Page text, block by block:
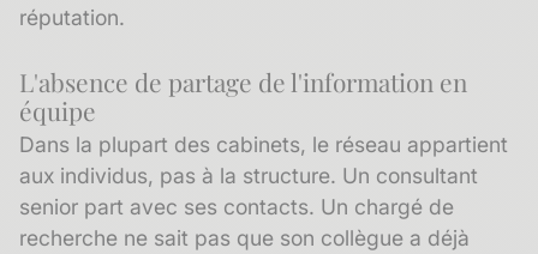
réputation.
L'absence de partage de l'information en
équipe
Dans la plupart des cabinets, le réseau appartient
aux individus, pas à la structure. Un consultant
senior part avec ses contacts. Un chargé de
recherche ne sait pas que son collègue a déjà